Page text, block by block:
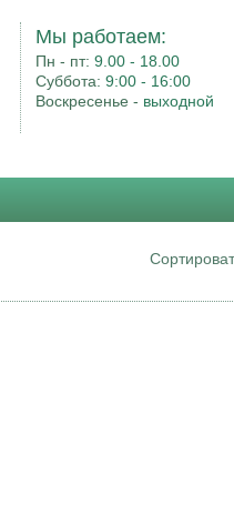
Мы работаем:
Пн - пт:9.00 - 18.00
Суббота:9:00 - 16:00
Воскресенье - выходной